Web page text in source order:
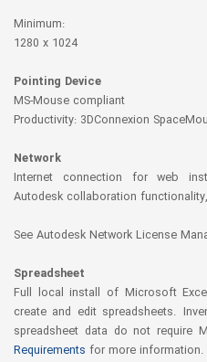
Minimum:
1280 x 1024
Pointing Device
MS-Mouse compliant
Productivity: 3DConnexion
Network
Internet connection for web
Autodesk collaboration
See Autodesk Network License
Spreadsheet
Full local install of Microsoft
create and edit spreadsheets.
spreadsheet data do not require
Requirements for more information.